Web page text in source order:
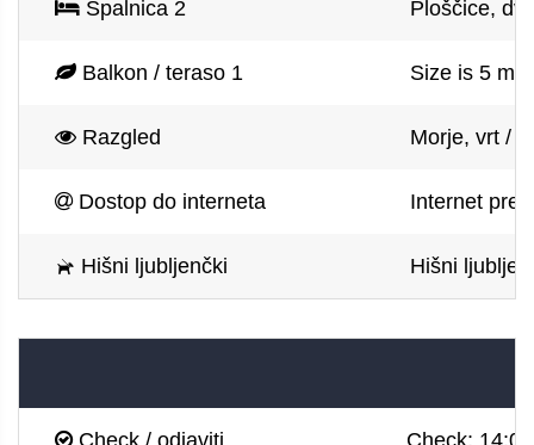
Spalnica 2 Ploščice,
Balkon / teraso 1 Size is 5
Razgled Morje, vrt /
Dostop do interneta Internet
Hišni ljubljenčki Hišni
Check / odjaviti Check: